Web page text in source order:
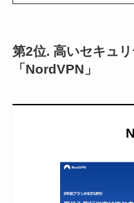
第2位. 高いセキュ
「NordVPN」